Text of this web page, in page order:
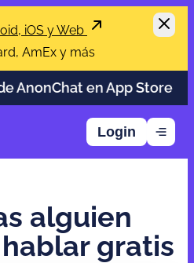
iOS y Web
AmEx y más
en App Store La
Login
alguien
gratis